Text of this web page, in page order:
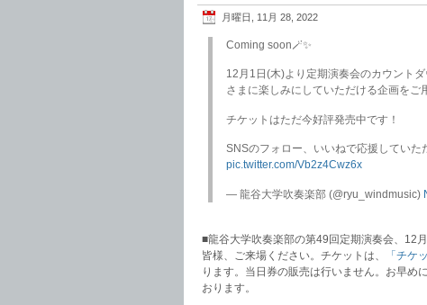
月曜日, 11月 28, 2022
Coming soon🪄✨
12月1日(木)より定期演奏会のカウント
さまに楽しみにしていただける企画をご
チケットはただ今好評発売中です！
SNSのフォロー、いいねで応援してい
pic.twitter.com/Vb2z4Cwz6x
— 龍谷大学吹奏楽部 (@ryu_windmusic)
■龍谷大学吹奏楽部の第49回定期演奏会、12
皆様、ご来場ください。チケットは、
「チケ
ります。当日券の販売は行いません。お早め
おります。